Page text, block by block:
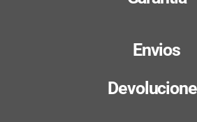
Envios